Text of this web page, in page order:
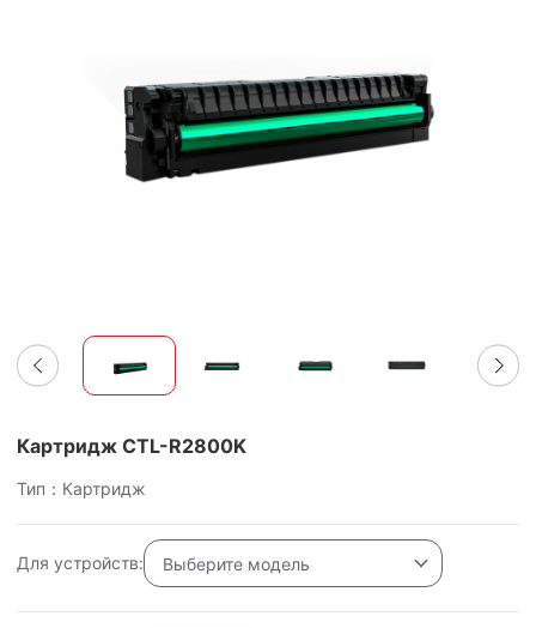
Картридж CTL-R2800K
Тип：Картридж
Для устройств: Выберите модель